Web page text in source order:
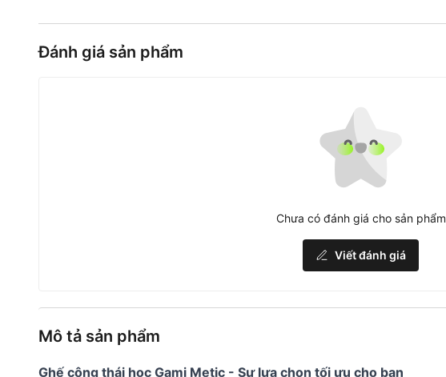
Đánh giá sản phẩm
Chưa có đánh giá cho sản phẩm
Viết đánh giá
Mô tả sản phẩm
Ghế công thái học Gami Metic - Sự lựa chọn tối ưu cho bạn